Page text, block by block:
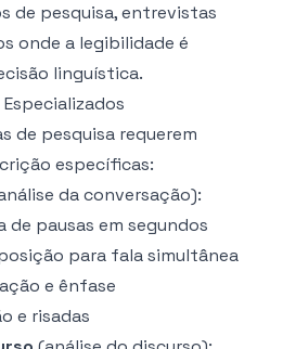
de pesquisa, entrevistas
onde a legibilidade é
linguística.
de pesquisa requerem
específicas:
da conversação):
de pausas em segundos
para fala simultânea
e ênfase
e risadas